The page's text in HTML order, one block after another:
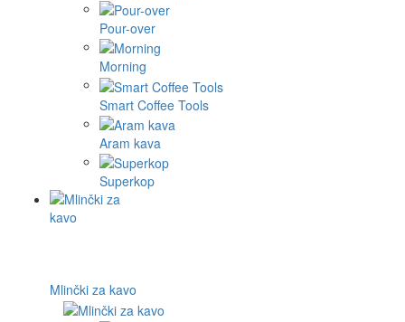
Pour-over
Morning
Smart Coffee Tools
Aram kava
Superkop
Mlinčki za kavo